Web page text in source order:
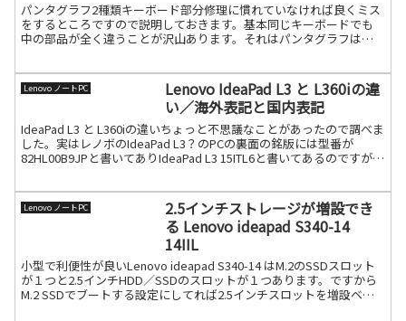
パンタグラフ2種類キーボード部分修理に慣れていなければ良くミス
をするところですので説明しておきます。基本同じキーボードでも
中の部品が全く違うことが沢山あります。それはパンタグラフはキ
Lenovo ノートPC
Lenovo IdeaPad L3 と L360iの違
い／海外表記と国内表記
IdeaPad L3 と L360iの違いちょっと不思議なことがあったので調べま
した。実はレノボのIdeaPad L3？のPCの裏面の銘版には型番が
82HL00B9JPと書いてありIdeaPad L3 15ITL6と書いてあるのですが、
Lenovo ノートPC
2.5インチストレージが増設でき
る Lenovo ideapad S340-14
14IIL
小型で利便性が良いLenovo ideapad S340-14 はM.2のSSDスロット
が１つと2.5インチHDD／SSDのスロットが１つあります。ですから
M.2 SSDでブートする設定にしてれば2.5インチスロットを増設ベイ